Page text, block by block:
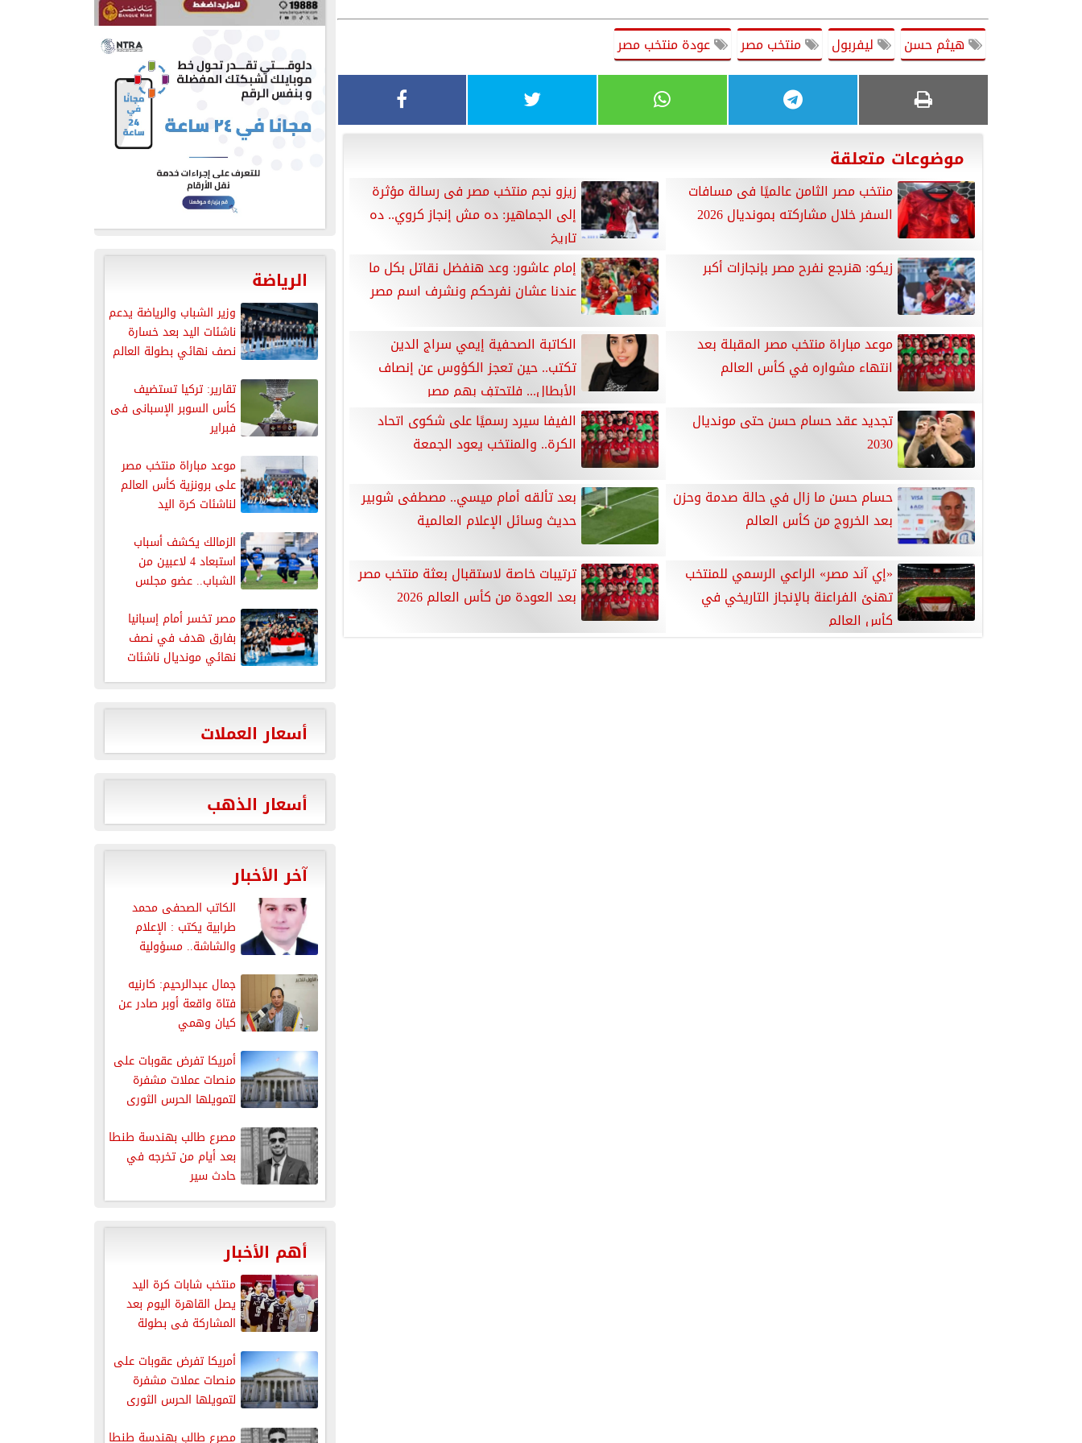
هيثم حسن ليفربول منتخب مصر عودة منتخب مصر
موضوعات متعلقة
منتخب مصر الثامن عالميًا فى مسافات
السفر خلال مشاركته بمونديال 2026
زيزو نجم منتخب مصر فى رسالة مؤثرة
إلى الجماهير: ده مش إنجاز كروي.. ده
تاريخ
زيكو: هنرجع نفرح مصر بإنجازات أكبر
إمام عاشور: وعد هنفضل نقاتل بكل ما
عندنا عشان نفرحكم ونشرف اسم مصر
موعد مباراة منتخب مصر المقبلة بعد
انتهاء مشواره في كأس العالم
الكاتبة الصحفية إيمي سراج الدين
تكتب.. حين تعجز الكؤوس عن إنصاف
الأبطال... فلتحتفِ بهم مصر
تجديد عقد حسام حسن حتى مونديال
2030
الفيفا سيرد رسميًا على شكوى اتحاد
الكرة.. والمنتخب يعود الجمعة
حسام حسن ما زال في حالة صدمة وحزن
بعد الخروج من كأس العالم
بعد تألقه أمام ميسي.. مصطفى شوبير
حديث وسائل الإعلام العالمية
«إي آند مصر» الراعي الرسمي للمنتخب
تهنئ الفراعنة بالإنجاز التاريخي في
كأس العالم
ترتيبات خاصة لاستقبال بعثة منتخب مصر
بعد العودة من كأس العالم 2026
الرياضة
وزير الشباب والرياضة يدعم
ناشئات اليد بعد خسارة
نصف نهائي بطولة العالم
تقارير: تركيا تستضيف
كأس السوبر الإسبانى فى
فبراير
موعد مباراة منتخب مصر
على برونزية كأس العالم
لناشئات كرة اليد
الزمالك يكشف أسباب
استبعاد 4 لاعبين من
الشباب.. عضو مجلس
مصر تخسر أمام إسبانيا
بفارق هدف في نصف
نهائي مونديال ناشئات
اليد...
أسعار العملات
أسعار الذهب
آخر الأخبار
الكاتب الصحفى محمد
طرابية يكتب : الإعلام
والشاشة.. مسؤولية
جمال عبدالرحيم: كارنيه
فتاة واقعة أوبر صادر عن
كيان وهمي
أمريكا تفرض عقوبات على
منصات عملات مشفرة
لتمويلها الحرس الثورى
مصرع طالب بهندسة طنطا
بعد أيام من تخرجه في
حادث سير
أهم الأخبار
منتخب شابات كرة اليد
يصل القاهرة اليوم بعد
المشاركة فى بطولة
أمريكا تفرض عقوبات على
منصات عملات مشفرة
لتمويلها الحرس الثورى
مصرع طالب بهندسة طنطا